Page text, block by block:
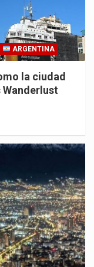
ARGENTINA
la ciudad
Wanderlust